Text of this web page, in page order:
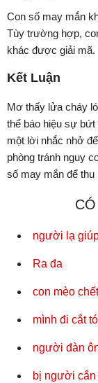
Con số may mắn
Tùy trường hợp,
khác được giải mã.
Kết Luận
Mơ thấy lửa cháy
thể báo hiệu sự
một lời nhắc nhở
phòng tránh nguy
số may mắn để thu
người lạ
Ra đa
con mèo chết
mình đi cắt
người đàn
bị người cắn